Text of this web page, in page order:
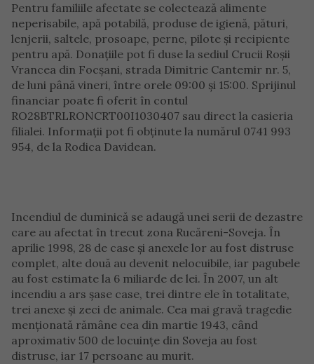
Pentru familiile afectate se colectează alimente
neperisabile, apă potabilă, produse de igienă, pături,
lenjerii, saltele, prosoape, perne, pilote și recipiente
pentru apă. Donațiile pot fi duse la sediul Crucii Roșii
Vrancea din Focșani, strada Dimitrie Cantemir nr. 5,
de luni până vineri, între orele 09:00 și 15:00. Sprijinul
financiar poate fi oferit în contul
RO28BTRLRONCRT00I1030407 sau direct la casieria
filialei. Informații pot fi obținute la numărul 0741 993
954, de la Rodica Davidean.
Incendiul de duminică se adaugă unei serii de dezastre
care au afectat în trecut zona Rucăreni-Soveja. În
aprilie 1998, 28 de case și anexele lor au fost distruse
complet, alte două au devenit nelocuibile, iar pagubele
au fost estimate la 6 miliarde de lei. În 2007, un alt
incendiu a ars șase case, trei dintre ele în totalitate,
trei anexe și zeci de animale. Cea mai gravă tragedie
menționată rămâne cea din martie 1943, când
aproximativ 500 de locuințe din Soveja au fost
distruse, iar 17 persoane au murit.